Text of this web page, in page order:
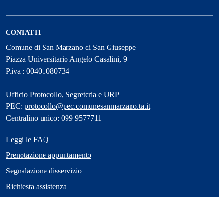
CONTATTI
Comune di San Marzano di San Giuseppe
Piazza Universitario Angelo Casalini, 9
P.iva : 00401080734
Ufficio Protocollo, Segreteria e URP
PEC: protocollo@pec.comunesanmarzano.ta.it
Centralino unico: 099 9577711
Leggi le FAQ
Prenotazione appuntamento
Segnalazione disservizio
Richiesta assistenza